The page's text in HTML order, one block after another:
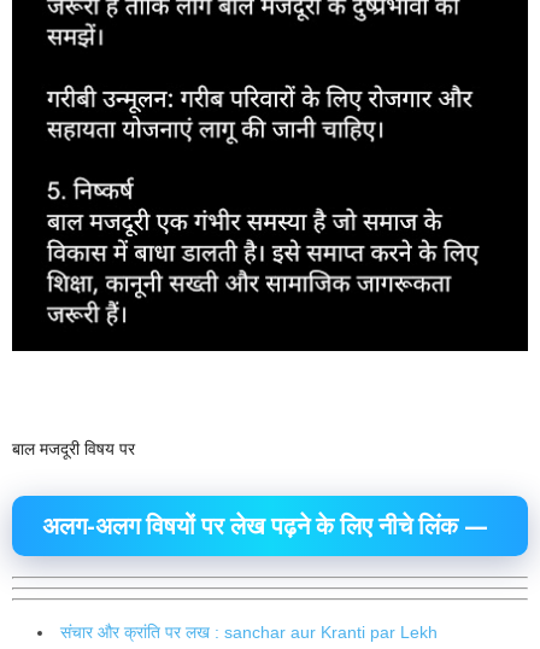
बाल मजदूरी विषय पर
अलग-अलग विषयों पर लेख पढ़ने के लिए नीचे लिंक —
संचार और क्रांति पर लख : sanchar aur Kranti par Lekh